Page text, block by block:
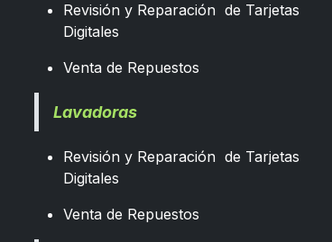
Revisión y Reparación de Tarjetas
Digitales
Venta de Repuestos
Lavadoras
Revisión y Reparación de Tarjetas
Digitales
Venta de Repuestos